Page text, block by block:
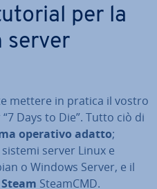
per la
server
mettere in pratica il vostro
Days to Die”. Tutto ciò di
operativo adatto;
server Linux e
o Windows Server, e il
SteamCMD.